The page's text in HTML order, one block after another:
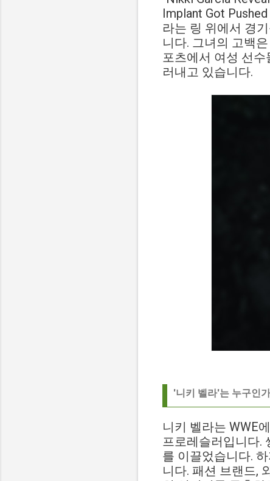
Implant Got
라는 링 위에서 경
니다. 그녀의 고백
포츠에서 여성 선
러내고 있습니다.
'니키 벨라'는 누구인
니키 벨라는 WWE
프로레슬러입니다.
를 이끌었습니다.
니다. 패션 브랜드,